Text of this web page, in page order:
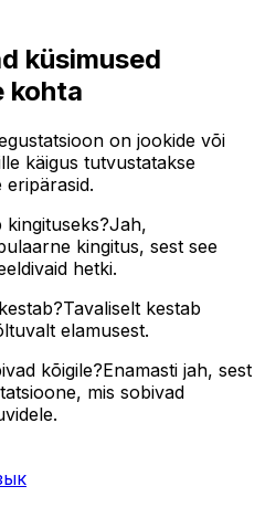
küsimused
kohta
on jookide või
käigus tutvustatakse
eripärasid.
kingituseks?Jah,
kingitus, sest see
hetki.
kestab
elamusest.
kõigile?Enamasti jah, sest
mis sobivad